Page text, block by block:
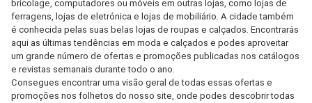
bricolage, computadores ou móveis em outras lojas, como lojas de
ferragens, lojas de eletrónica e lojas de mobiliário. A cidade também
é conhecida pelas suas belas lojas de roupas e calçados. Encontrarás
aqui as últimas tendências em moda e calçados e podes aproveitar
um grande número de ofertas e promoções publicadas nos catálogos
e revistas semanais durante todo o ano.
Consegues encontrar uma visão geral de todas essas ofertas e
promoções nos folhetos do nosso site, onde podes descobrir todas